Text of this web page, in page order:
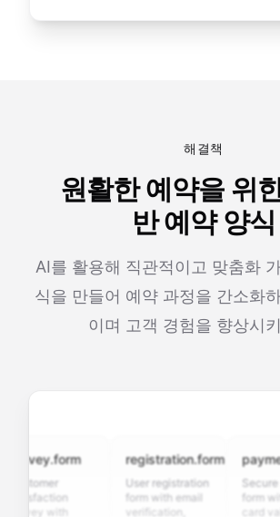
해결책
원활한 예약을 위
반 예약 양식
AI를 활용해 직관적이고 맞춤화
식을 만들어 예약 과정을 간소화
이며 고객 경험을 향상시
with
registration.form
User registration
form with email
verification,
Secure
form with
card